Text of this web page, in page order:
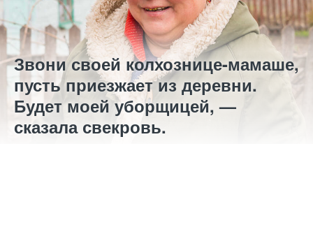
Звони своей колхознице-мамаше,
пусть приезжает из деревни.
Будет моей уборщицей, —
сказала свекровь.